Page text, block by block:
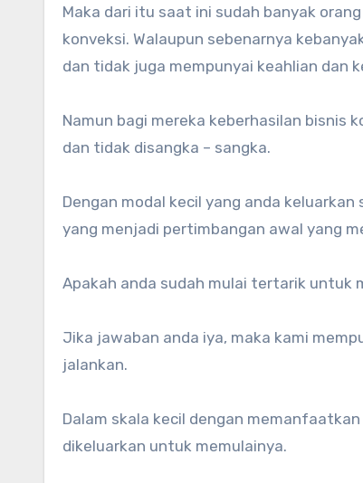
Maka dari itu saat ini sudah banyak
konveksi. Walaupun sebenarnya
dan tidak juga mempunyai keahlian dan
Namun bagi mereka keberhasilan bisnis
dan tidak disangka – sangka.
Dengan modal kecil yang anda
yang menjadi pertimbangan awal yang
Apakah anda sudah mulai tertarik untuk
Jika jawaban anda iya, maka kami
jalankan.
Dalam skala kecil dengan
dikeluarkan untuk memulainya.